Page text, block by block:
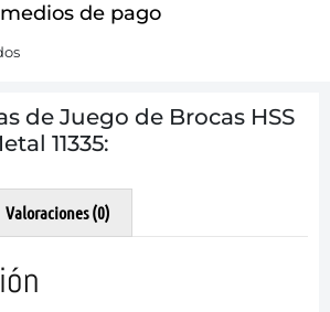
de pago
de Juego de Brocas HSS
11335:
Valoraciones (0)